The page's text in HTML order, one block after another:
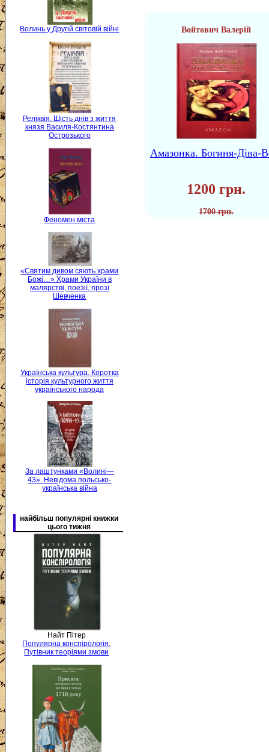
Волинь у Другій світовій війні
Реліквія. Шість днів з життя
князя Василя-Костянтина
Острозького
Феномен міста
«Святим дивом сяють храми
Божі…» Храми України в
малярстві, поезії, прозі
Шевченка
Українська культура. Коротка
історія культурного життя
українського народа
За лаштунками «Волині—
43». Невідома польсько-
українська війна
найбільш популярні книжки
цього тижня
Найт Пітер
Популярна конспірологія.
Путівник теоріями змови
Войтович Валерій
Амазонка. Богиня-Діва-
1200 грн.
1700 грн.